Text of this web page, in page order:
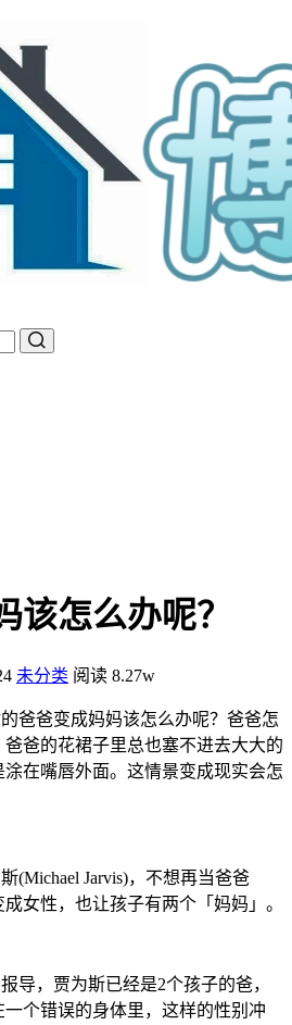
该怎么办呢？
未分类 阅读 8.27w
爸爸变成妈妈该怎么办呢？爸爸怎
爸的花裙子里总也塞不进去大大的
在嘴唇外面。这情景变成现实会怎
(Michael Jarvis)，不想再当爸爸
女性，也让孩子有两个「妈妈」。
导，贾为斯已经是2个孩子的爸，
个错误的身体里，这样的性别冲